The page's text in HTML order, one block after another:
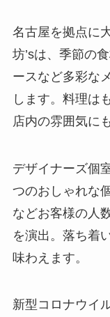
名古屋を拠点に
坊’sは、季節の
ースなど多彩な
します。料理は
店内の雰囲気に
デザイナーズ個
つのおしゃれな
などお客様の人
を演出。落ち着
味わえます。
新型コロナウイ